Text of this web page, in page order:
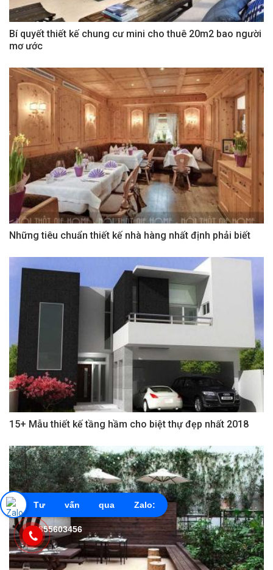
Bí quyết thiết kế chung cư mini cho thuê 20m2 bao người
mơ ước
Những tiêu chuẩn thiết kế nhà hàng nhất định phải biết
15+ Mẫu thiết kế tầng hầm cho biệt thự đẹp nhất 2018
Tư vấn qua Zalo:
0855603456